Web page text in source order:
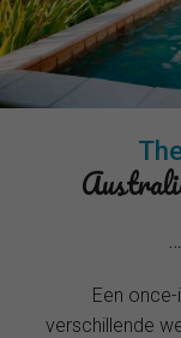
Een
verschillende